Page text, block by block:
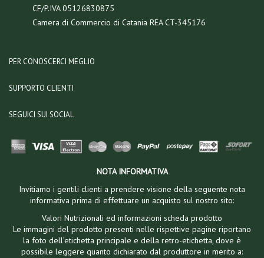
CF/P.IVA 05126830875
Camera di Commercio di Catania REA CT-345176
PER CONOSCERCI MEGLIO
SUPPORTO CLIENTI
SEGUICI SUI SOCIAL
NOTA INFORMATIVA
Invitiamo i gentili clienti a prendere visione della seguente nota
informativa prima di effettuare un acquisto sul nostro sito:
Valori Nutrizionali ed informazioni scheda prodotto
Le immagini del prodotto presenti nelle rispettive pagine riportano
la foto dell’etichetta principale e della retro-etichetta, dove è
possibile leggere quanto dichiarato dal produttore in merito a: